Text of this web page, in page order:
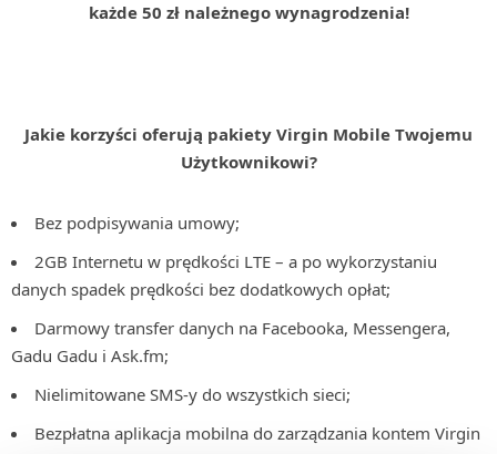
każde 50 zł należnego wynagrodzenia!
Jakie korzyści oferują pakiety Virgin Mobile Twojemu
Użytkownikowi?
Bez podpisywania umowy;
2GB Internetu w prędkości LTE – a po wykorzystaniu
danych spadek prędkości bez dodatkowych opłat;
Darmowy transfer danych na Facebooka, Messengera,
Gadu Gadu i Ask.fm;
Nielimitowane SMS-y do wszystkich sieci;
Bezpłatna aplikacja mobilna do zarządzania kontem Virgin